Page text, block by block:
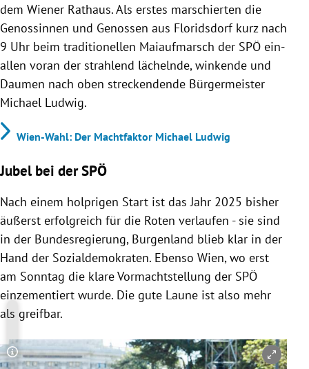
dem Wiener Rathaus. Als erstes marschierten die
Genossinnen und Genossen aus Floridsdorf kurz nach
9 Uhr beim traditionellen Maiaufmarsch der SPÖ ein-
allen voran der strahlend lächelnde, winkende und
Daumen nach oben streckendende Bürgermeister
Michael Ludwig.
Wien-Wahl: Der Machtfaktor Michael Ludwig
Jubel bei der SPÖ
Nach einem holprigen Start ist das Jahr 2025 bisher
äußerst erfolgreich für die Roten verlaufen - sie sind
in der Bundesregierung, Burgenland blieb klar in der
Hand der Sozialdemokraten. Ebenso Wien, wo erst
am Sonntag die klare Vormachtstellung der SPÖ
einzementiert wurde. Die gute Laune ist also mehr
als greifbar.
Copyright-Hinweis öffnen/schließen